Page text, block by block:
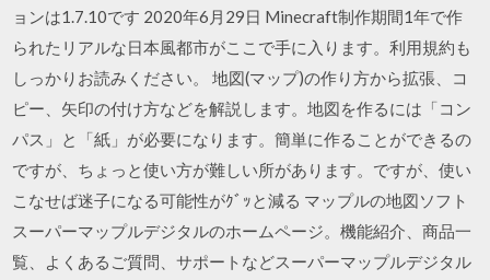
ョンは1.7.10です 2020年6月29日 Minecraft制作期間1年で作
られたリアルな日本風都市がここで手に入ります。利用規約も
しっかりお読みください。 地図(マップ)の作り方から拡張、コ
ピー、矢印の付け方などを解説します。地図を作るには「コン
パス」と「紙」が必要になります。簡単に作ることができるの
ですが、ちょっと使い方が難しい所があります。ですが、使い
こなせば迷子になる可能性がｸﾞｯと減る マップルの地図ソフト
スーパーマップルデジタルのホームページ。機能紹介、商品一
覧、よくあるご質問、サポートなどスーパーマップルデジタル